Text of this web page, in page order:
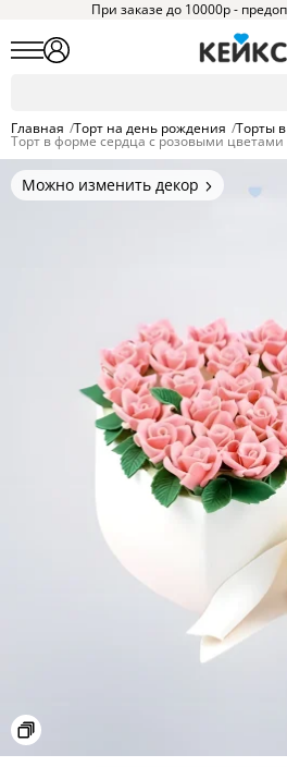
При заказе до 10000р -
Главная /Торт на день рождения /Торты
Торт в форме сердца с розовыми
Можно изменить декор
Цвет покрытия, надписи,